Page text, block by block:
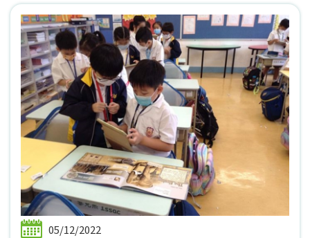
05/12/2022